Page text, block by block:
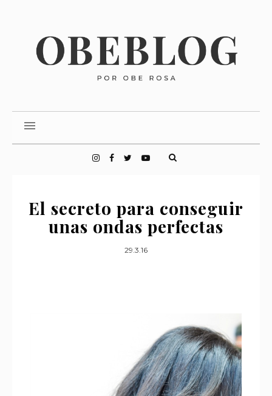
El secreto para conseguir
unas ondas perfectas
29.3.16